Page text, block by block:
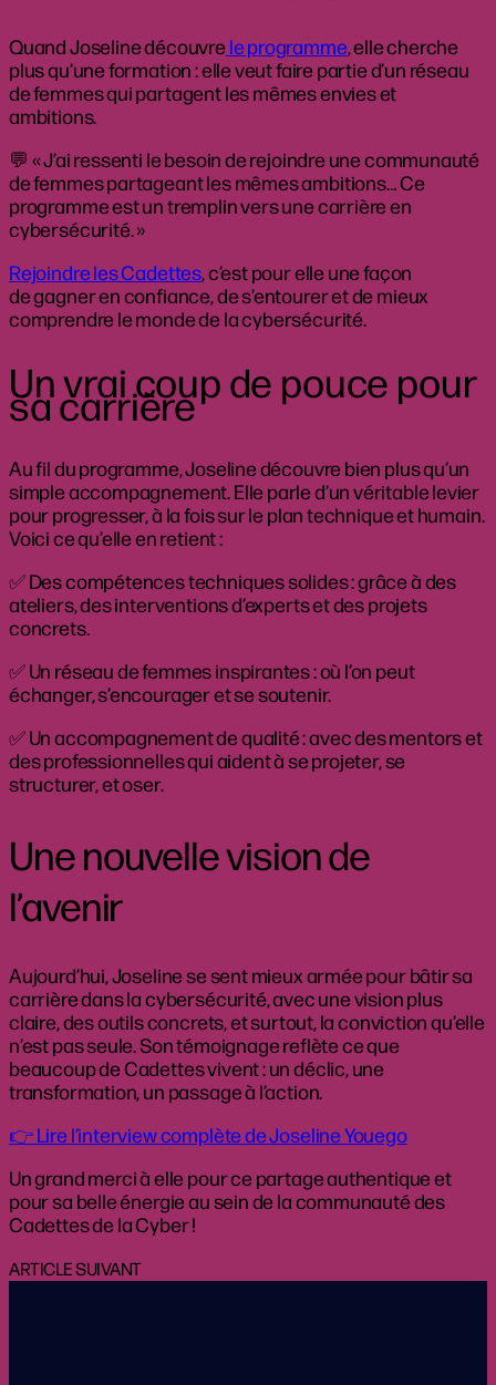
Quand Joseline découvrele programme, elle cherche
plus qu’une formation : elle veut faire partie d’un réseau
de femmes qui partagent les mêmes envies et
ambitions.
💬 « J’ai ressenti le besoin de rejoindre une communauté
de femmes partageant les mêmes ambitions… Ce
programme est un tremplin vers une carrière en
cybersécurité. »
Rejoindre les Cadettes, c’est pour elle une façon
de gagner en confiance, de s’entourer et de mieux
comprendre le monde de la cybersécurité.
Un vrai coup de pouce pour
sa carrière
Au fil du programme, Joseline découvre bien plus qu’un
simple accompagnement. Elle parle d’un véritable levier
pour progresser, à la fois sur le plan technique et humain.
Voici ce qu’elle en retient :
✅ Des compétences techniques solides : grâce à des
ateliers, des interventions d’experts et des projets
concrets.
✅ Un réseau de femmes inspirantes : où l’on peut
échanger, s’encourager et se soutenir.
✅ Un accompagnement de qualité : avec des mentors et
des professionnelles qui aident à se projeter, se
structurer, et oser.
Une nouvelle vision de
l’avenir
Aujourd’hui, Joseline se sent mieux armée pour bâtir sa
carrière dans la cybersécurité, avec une vision plus
claire, des outils concrets, et surtout, la conviction qu’elle
n’est pas seule. Son témoignage reflète ce que
beaucoup de Cadettes vivent : un déclic, une
transformation, un passage à l’action.
👉 Lire l’interview complète de Joseline Youego
Un grand merci à elle pour ce partage authentique et
pour sa belle énergie au sein de la communauté des
Cadettes de la Cyber !
ARTICLE SUIVANT